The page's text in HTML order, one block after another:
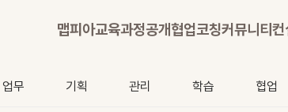
맵피아교육과정공개협업코칭커뮤니티컨
업무 기획 관리 학습 협업